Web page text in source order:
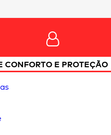
CONFORTO E PROTEÇÃO